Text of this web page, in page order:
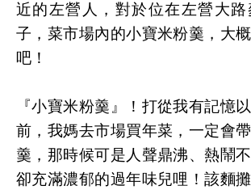
近的左營人，對於位在左營大
子，菜市場內的小寶米粉羹，大
吧！
『小寶米粉羹』！打從我有記憶
前，我媽去市場買年菜，一定會
羹，那時候可是人聲鼎沸、熱鬧
卻充滿濃郁的過年味兒哩！該麵